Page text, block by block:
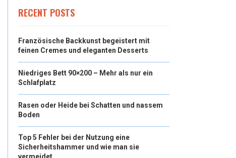
RECENT POSTS
Französische Backkunst begeistert mit
feinen Cremes und eleganten Desserts
Niedriges Bett 90×200 – Mehr als nur ein
Schlafplatz
Rasen oder Heide bei Schatten und nassem
Boden
Top 5 Fehler bei der Nutzung eine
Sicherheitshammer und wie man sie